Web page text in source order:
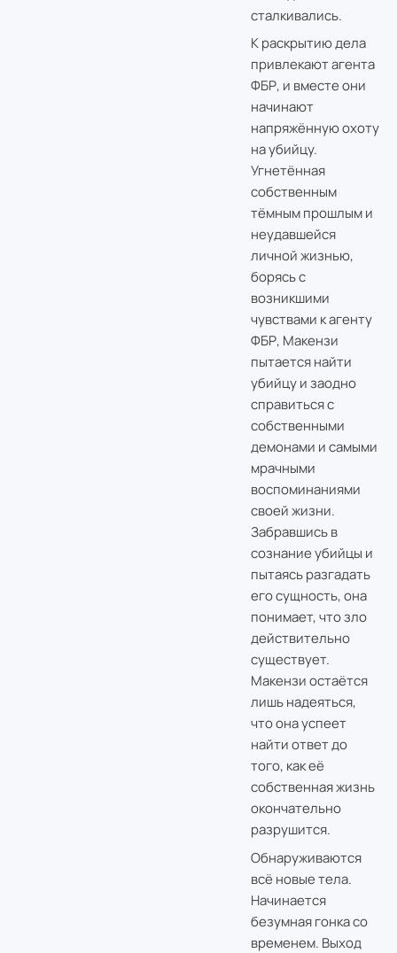
сталкивались.
К раскрытию дела
привлекают агента
ФБР, и вместе они
начинают
напряжённую охоту
на убийцу.
Угнетённая
собственным
тёмным прошлым и
неудавшейся
личной жизнью,
борясь с
возникшими
чувствами к агенту
ФБР, Макензи
пытается найти
убийцу и заодно
справиться с
собственными
демонами и самыми
мрачными
воспоминаниями
своей жизни.
Забравшись в
сознание убийцы и
пытаясь разгадать
его сущность, она
понимает, что зло
действительно
существует.
Макензи остаётся
лишь надеяться,
что она успеет
найти ответ до
того, как её
собственная жизнь
окончательно
разрушится.
Обнаруживаются
всё новые тела.
Начинается
безумная гонка со
временем. Выход